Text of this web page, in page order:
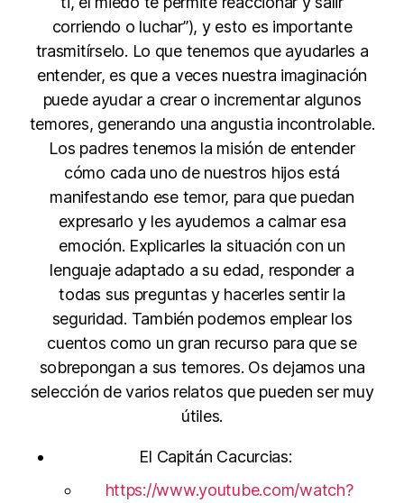
corriendo o luchar”), y esto es importante
trasmitírselo. Lo que tenemos que ayudarles a
entender, es que a veces nuestra imaginación
puede ayudar a crear o incrementar algunos
temores, generando una angustia incontrolable.
Los padres tenemos la misión de entender
cómo cada uno de nuestros hijos está
manifestando ese temor, para que puedan
expresarlo y les ayudemos a calmar esa
emoción. Explicarles la situación con un
lenguaje adaptado a su edad, responder a
todas sus preguntas y hacerles sentir la
seguridad. También podemos emplear los
cuentos como un gran recurso para que se
sobrepongan a sus temores. Os dejamos una
selección de varios relatos que pueden ser muy
útiles.
El Capitán Cacurcias:
https://www.youtube.com/watch?